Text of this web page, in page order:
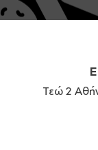
Τεώ 2